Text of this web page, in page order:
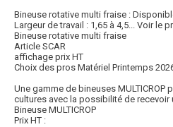
Bineuse rotative multi fraise :
Largeur de travail : 1,65 à 4,5... Voir le
Bineuse rotative multi fraise
Article SCAR
affichage prix HT
Choix des pros Matériel Printemps
Une gamme de bineuses MULTICROP
cultures avec la possibilité de recevoir
Bineuse MULTICROP
Prix HT :